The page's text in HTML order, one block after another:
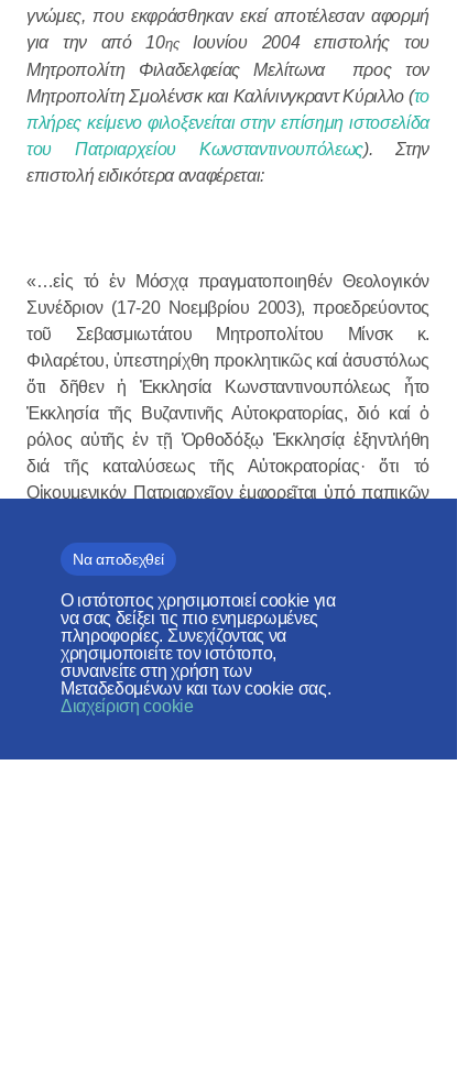
Να αποδεχθεί
Ο ιστότοπος χρησιμοποιεί cookie για
να σας δείξει τις πιο ενημερωμένες
πληροφορίες. Συνεχίζοντας να
χρησιμοποιείτε τον ιστότοπο,
συναινείτε στη χρήση των
Μεταδεδομένων και των cookie σας.
Διαχείριση cookie
γνώμες, που εκφράσθηκαν εκεί αποτέλεσαν αφορμή
για την από 10ηςΙουνίου 2004 επιστολής του
Μητροπολίτη Φιλαδελφείας Μελίτωνα προς τον
Μητροπολίτη Σμολένσκ και Καλίνινγκραντ Κύριλλο (το
πλήρες κείμενο φιλοξενείται στην επίσημη ιστοσελίδα
του Πατριαρχείου Κωνσταντινουπόλεως). Στην
επιστολή ειδικότερα αναφέρεται:
«…εἰς τό ἐν Μόσχᾳ πραγματοποιηθέν Θεολογικόν
Συνέδριον (17-20 Νοεμβρίου 2003), προεδρεύοντος
τοῦ Σεβασμιωτάτου Μητροπολίτου Μίνσκ κ.
Φιλαρέτου, ὑπεστηρίχθη προκλητικῶς καί ἀσυστόλως
ὅτι δῆθεν ἡ Ἐκκλησία Κωνσταντινουπόλεως ἦτο
Ἐκκλησία τῆς Βυζαντινῆς Αὐτοκρατορίας, διό καί ὁ
ρόλος αὐτῆς ἐν τῇ Ὀρθοδόξῳ Ἐκκλησίᾳ ἐξηντλήθη
διά τῆς καταλύσεως τῆς Αὐτοκρατορίας· ὅτι τό
Οἰκουμενικόν Πατριαρχεῖον ἐμφορεῖται ὑπό παπικῶν
Συνόδου (451) οὐδέν κανονικόν δικαίωμα παρέχει
αὐτῷ ἐν τῇ Ὀρθοδόξῳ Διασπορᾷ καί τά ἄλλα νοσηρά
πλάσματα τῶν πανσλαβιστῶν καί τῶν λατινοφρόνων
θεολόγων τοῦ ΙΘ´ αἰῶνος».
Οἰκουμενικόν Πατριαρχεῖον παρακολουθεῖ μετά τῆς